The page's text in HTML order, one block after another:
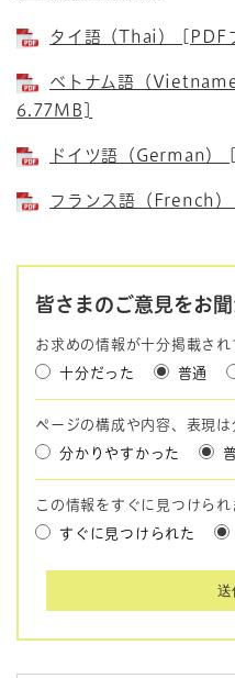
タイ語（Thai） [PDF
ベトナム語（
6.77MB]
ドイツ語（German）
フランス語（French
皆さまのご意見をお
お求めの情報が十分掲載され
十分だった
普通
ページの構成や内容、表現
分かりやすかった
この情報をすぐに見つけられ
すぐに見つけられた